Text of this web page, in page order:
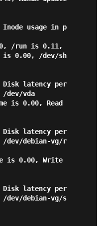
usage in p
0.00, /dev/sh
latency per
dev/vda
latency per
dev/debian-vg/r
latency per
debian-vg/s